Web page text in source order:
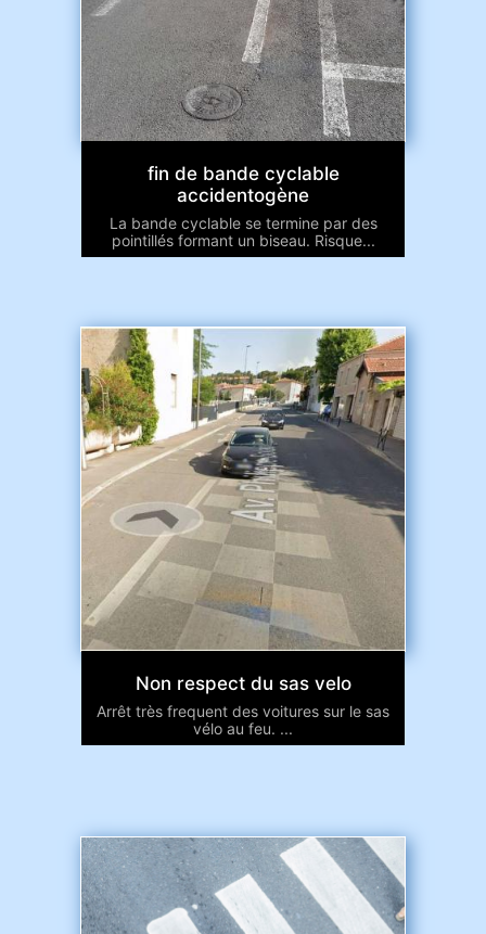
fin de bande cyclable
accidentogène
La bande cyclable se termine par des
pointillés formant un biseau. Risque...
Non respect du sas velo
Arrêt très frequent des voitures sur le sas
vélo au feu. ...